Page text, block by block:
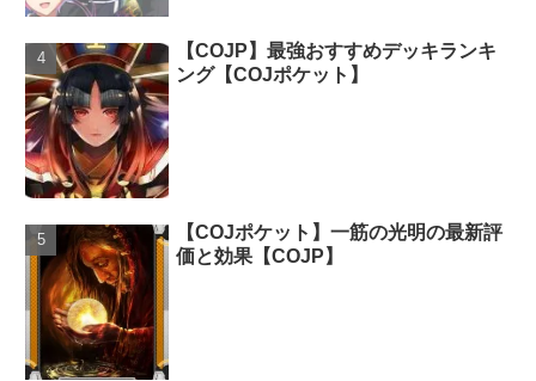
【COJP】最強おすすめデッキランキ
ング【COJポケット】
【COJポケット】一筋の光明の最新評
価と効果【COJP】